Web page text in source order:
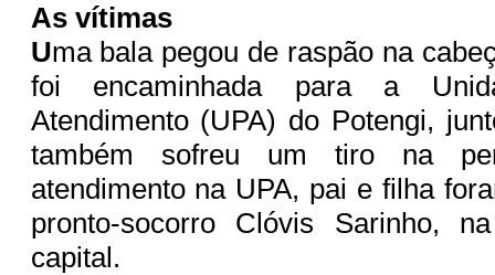
As vítimas
Uma bala pegou de raspão na
foi encaminhada para a
Atendimento (UPA) do Potengi,
também sofreu um tiro na
atendimento na UPA, pai e filha
pronto-socorro Clóvis Sarinho,
capital.